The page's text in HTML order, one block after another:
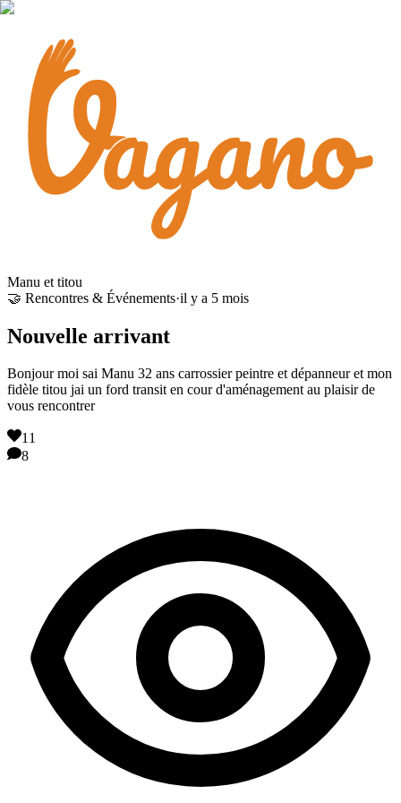
Manu et titou
🤝 Rencontres & Événements·il y a 5 mois
Nouvelle arrivant
Bonjour moi sai Manu 32 ans carrossier peintre et dépanneur et mon
fidèle titou jai un ford transit en cour d'aménagement au plaisir de
vous rencontrer
11
8